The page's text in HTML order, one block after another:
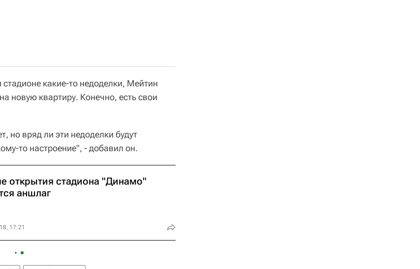
какие-то недоделки, Мейтин
новую квартиру. Конечно, есть свои
но вряд ли эти недоделки будут
то настроение", - добавил он.
открытия стадиона "Динамо"
аншлаг
17:21